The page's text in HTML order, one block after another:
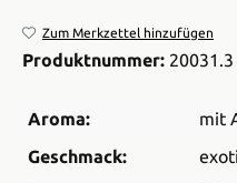
Zum Merkzettel hinzufügen
Produktnummer: 20031.3
Aroma:
mit
Geschmack: